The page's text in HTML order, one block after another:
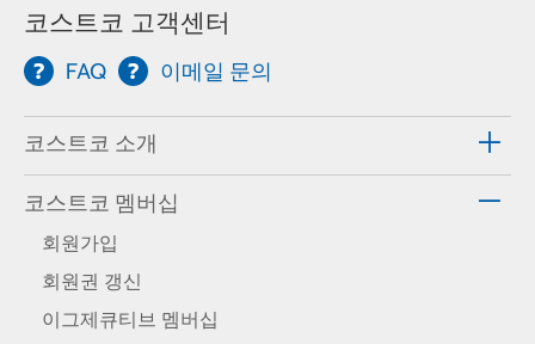
코스트코 고객센터
FAQ 이메일 문의
코스트코 소개
코스트코 멤버십
회원가입
회원권 갱신
이그제큐티브 멤버십